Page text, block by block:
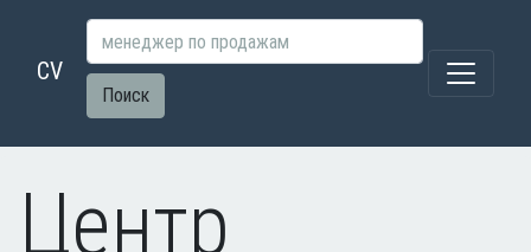
CV
Поиск
Центр